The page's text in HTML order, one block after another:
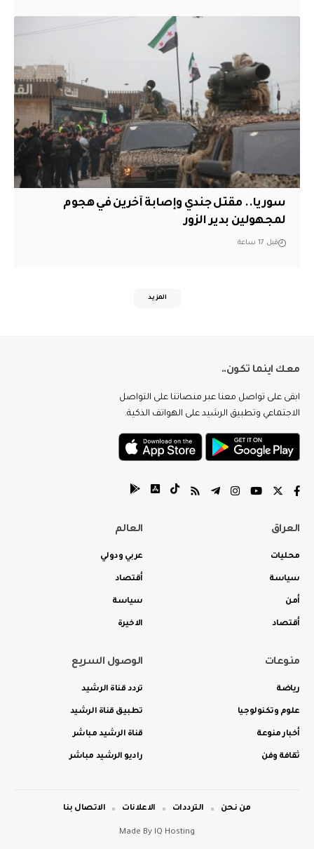
سوريا.. مقتل جندي وإصابة آخرين في هجوم
لمجهولين بدير الزور
قبل 17 ساعة
المزيد
معك اينما تكون..
ابقى على تواصل معنا عبر منصاتنا على التواصل
الاجتماعي وتطبيق الرشيد على الهواتف الذكية.
العراق
محليات
سياسة
أمن
أقتصاد
العالم
عربي ودولي
أقتصاد
سياسة
الاخيرة
منوعات
رياضة
علوم وتكنولوجيا
أخبار منوعة
ثقافة وفن
الوصول السريع
تردد قناة الرشيد
تطبيق قناة الرشيد
قناة الرشيد مباشر
راديو الرشيد مباشر
Made By IQ Hosting
من نحن الترددات الاعلانات الاتصال بنا